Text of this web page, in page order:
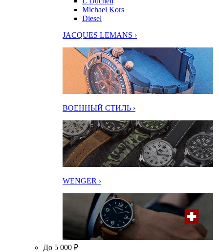
Michael Kors
Diesel
JACQUES LEMANS ›
ВОЕННЫЙ СТИЛЬ ›
WENGER ›
До 5 000 ₽